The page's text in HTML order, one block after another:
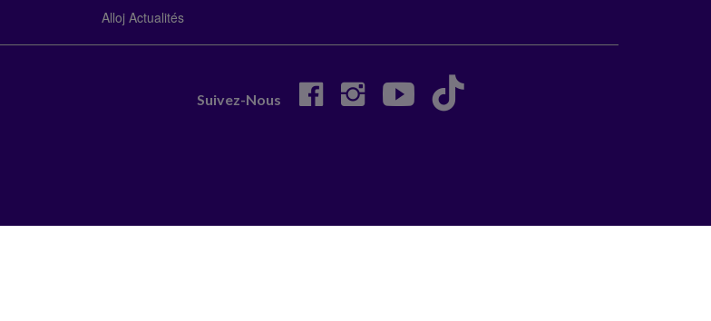
Alloj Actualités
Suivez-Nous